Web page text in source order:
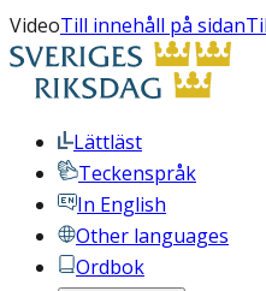
VideoTill innehåll på sidan
Lättläst
Teckenspråk
In English
Other languages
Ordbok